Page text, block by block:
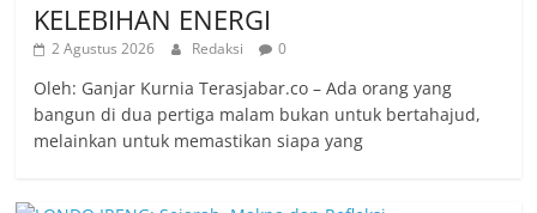
KELEBIHAN ENERGI
2 Agustus 2026 Redaksi 0
Oleh: Ganjar Kurnia Terasjabar.co – Ada orang yang
bangun di dua pertiga malam bukan untuk bertahajud,
melainkan untuk memastikan siapa yang